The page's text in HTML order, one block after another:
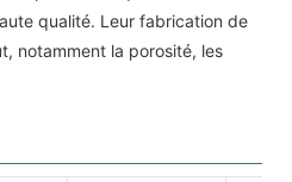
qualité. Leur fabrication de
notamment la porosité, les